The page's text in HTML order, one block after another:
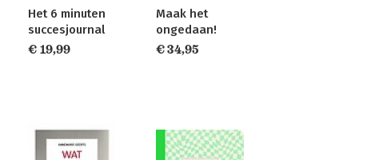
Het 6 minuten
succesjournal
€ 19,99
Maak het
ongedaan!
€ 34,95